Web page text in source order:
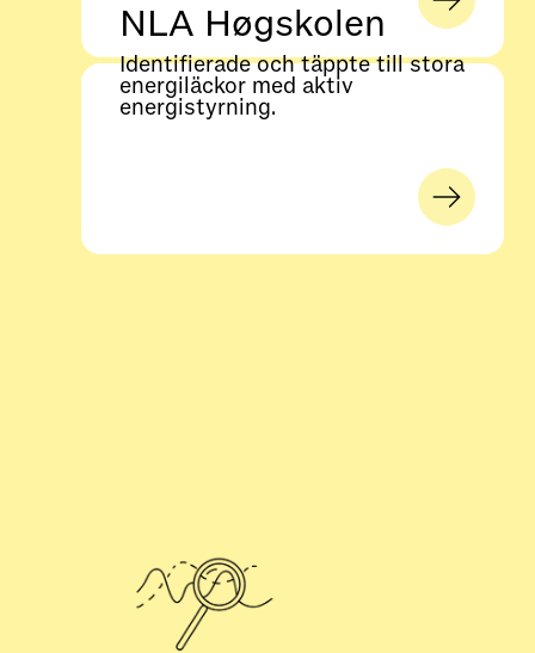
NLA Høgskolen
Identifierade och täppte till stora
energiläckor med aktiv
energistyrning.